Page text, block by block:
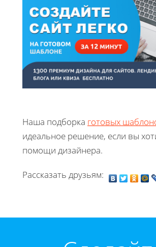
Наша подборка готовых
идеальное решение, если вы
помощи дизайнера.
Рассказать друзьям: